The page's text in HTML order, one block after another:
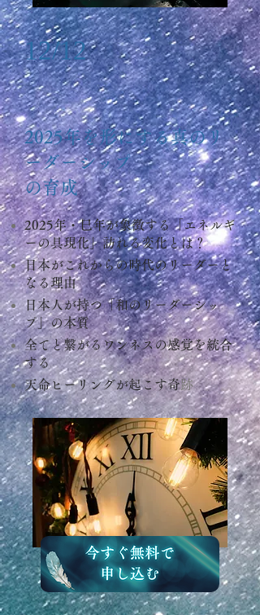
12/12
2025年を形にする真のリ
ーダーシップ
の育成
2025年・巳年が象徴する「エネルギ
ーの具現化」訪れる変化とは？
日本がこれからの時代のリーダーと
なる理由
日本人が持つ「和のリーダーシッ
プ」の本質
全てと繋がるワンネスの感覚を統合
する
天命ヒーリングが起こす奇跡